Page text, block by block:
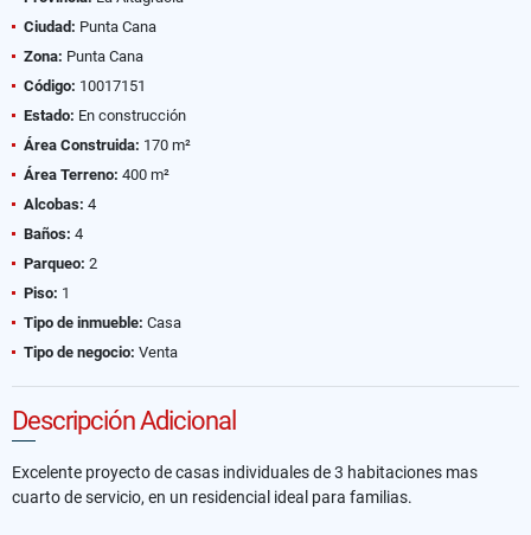
Ciudad: Punta Cana
Zona: Punta Cana
Código: 10017151
Estado: En construcción
Área Construida: 170 m²
Área Terreno: 400 m²
Alcobas: 4
Baños: 4
Parqueo: 2
Piso: 1
Tipo de inmueble: Casa
Tipo de negocio: Venta
Descripción Adicional
Excelente proyecto de casas individuales de 3 habitaciones mas
cuarto de servicio, en un residencial ideal para familias.